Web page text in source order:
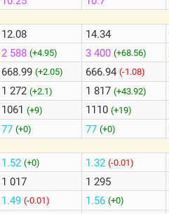
12.08
2 588 (+4.95)
668.99 (+2.05)
1 272 (+2.1)
1061 (+9)
77 (+0)
1.52 (+0)
1 017
1.49 (-0.01)
14.34
3 400 (+68.56)
666.94 (-1.08)
1 817 (+43.92)
1110 (+19)
77 (+0)
1.32 (-0.01)
1 295
1.56 (+0)